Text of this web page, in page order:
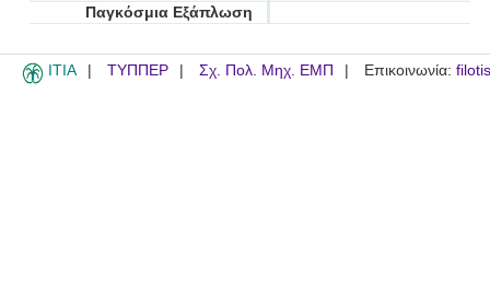
Παγκόσμια Εξάπλωση
ITIA ΤΥΠΠΕΡ Σχ. Πολ. Μηχ. ΕΜΠ Επικοινωνία: